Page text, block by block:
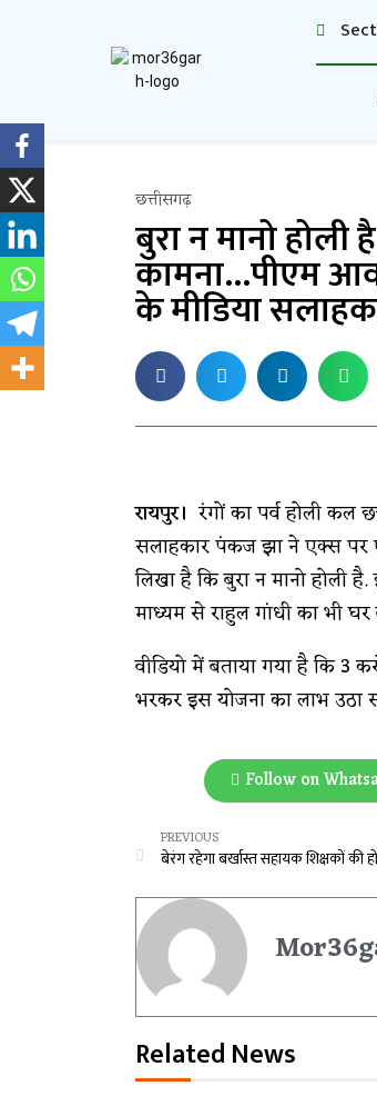
छत्तीसगढ़
बुरा न मानो
कामना…पीएम
के मीडिया
रायपुर।रंगों का पर्व होली कल
सलाहकार पंकज झा ने एक्स पर
लिखा है कि बुरा न मानो होली
माध्यम से राहुल गांधी का भी
वीडियो में बताया गया है कि 3
भरकर इस योजना का लाभ
Follow on
PREVIOUS
Related News